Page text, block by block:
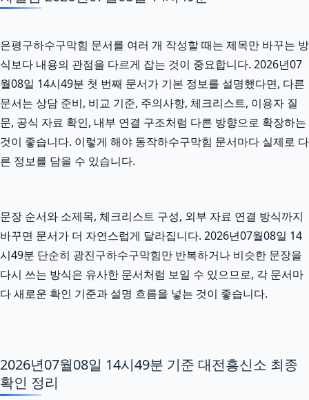
은평구하수구막힘 문서를 여러 개 작성할 때는 제목만 바꾸는 방
식보다 내용의 관점을 다르게 잡는 것이 중요합니다. 2026년07
월08일 14시49분 첫 번째 문서가 기본 정보를 설명했다면, 다른
문서는 상담 준비, 비교 기준, 주의사항, 체크리스트, 이용자 질
문, 공식 자료 확인, 내부 연결 구조처럼 다른 방향으로 확장하는
것이 좋습니다. 이렇게 해야 동작하수구막힘 문서마다 실제로 다
른 정보를 담을 수 있습니다.
문장 순서와 소제목, 체크리스트 구성, 외부 자료 연결 방식까지
바꾸면 문서가 더 자연스럽게 달라집니다. 2026년07월08일 14
시49분 단순히 광진구하수구막힘만 반복하거나 비슷한 문장을
다시 쓰는 방식은 유사한 문서처럼 보일 수 있으므로, 각 문서마
다 새로운 확인 기준과 설명 흐름을 넣는 것이 좋습니다.
2026년07월08일 14시49분 기준 대전흥신소 최종
확인 정리